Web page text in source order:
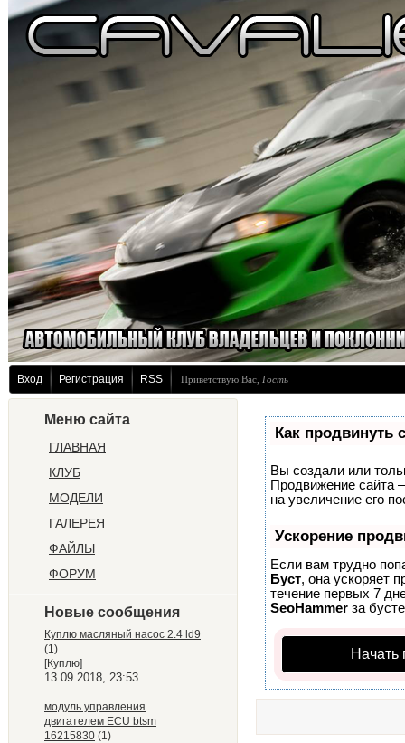
Вход Регистрация RSS Приветствую Вас Гость
Меню сайта
ГЛАВНАЯ
КЛУБ
МОДЕЛИ
ГАЛЕРЕЯ
ФАЙЛЫ
ФОРУМ
Новые сообщения
Куплю масляный насос 2.4 ld9
(1)
[Куплю]
13.09.2018, 23:53
модуль управления
двигателем ECU btsm
16215830 (1)
Как продвинуть
Вы создали или
Продвижение сайта
на увеличение его
Ускорение
Если вам трудно
Буст, она ускоряет
течение первых 7
SeoHammer за
Начать